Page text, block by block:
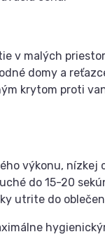
v malých
domy a
krytom proti
výkonu, nízkej
do 15-20
utrite do